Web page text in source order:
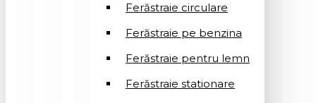
Ferăstraie circulare
Ferăstraie pe benzina
Ferăstraie pentru lemn
Ferăstraie stationare